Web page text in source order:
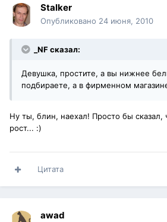
Stalker
Опубликовано 24 июня, 2010
_NF сказал:
Девушка, простите, а вы нижнее
подбираете, а в фирменном
Ну ты, блин, наехал! Просто бы сказал,
рост... :)
Цитата
awad